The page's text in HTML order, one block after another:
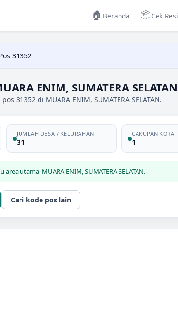
🏠 Beranda 📦Cek Resi
31352
ENIM, SUMATERA SELATAN
31352 di MUARA ENIM, SUMATERA SELATAN.
JUMLAH DESA / KELURAHAN
31
CAKUPAN KOTA
1
utama: MUARA ENIM, SUMATERA SELATAN.
Cari kode pos lain